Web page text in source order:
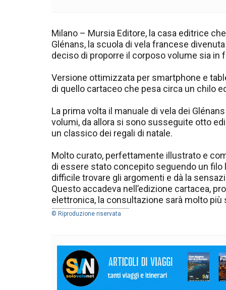
Milano – Mursia Editore, la casa editrice
Glénans, la scuola di vela francese
deciso di proporre il corposo volume sia in
Versione ottimizzata per smartphone e
di quello cartaceo che pesa circa un chilo
La prima volta il manuale di vela dei
volumi, da allora si sono susseguite otto
un classico dei regali di natale.
Molto curato, perfettamente illustrato e
di essere stato concepito seguendo un
difficile trovare gli argomenti e dà la
Questo accadeva nell’edizione cartacea,
elettronica, la consultazione sarà molto più
© Riproduzione riservata